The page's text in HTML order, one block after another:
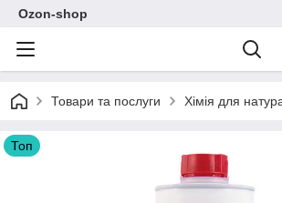
Ozon-shop
Товари та послуги Хімія для
Топ